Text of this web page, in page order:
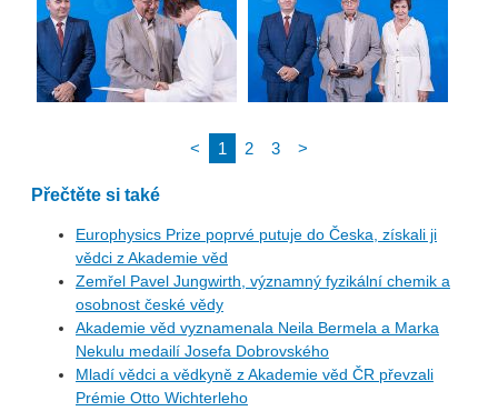
< 1 2 3 >
Přečtěte si také
Europhysics Prize poprvé putuje do Česka, získali ji
vědci z Akademie věd
Zemřel Pavel Jungwirth, významný fyzikální chemik a
osobnost české vědy
Akademie věd vyznamenala Neila Bermela a Marka
Nekulu medailí Josefa Dobrovského
Mladí vědci a vědkyně z Akademie věd ČR převzali
Prémie Otto Wichterleho